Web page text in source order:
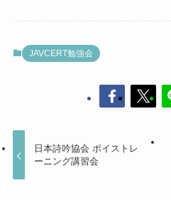
JAVCERT勉強会
日本詩吟協会 ボイストレ
ーニング講習会